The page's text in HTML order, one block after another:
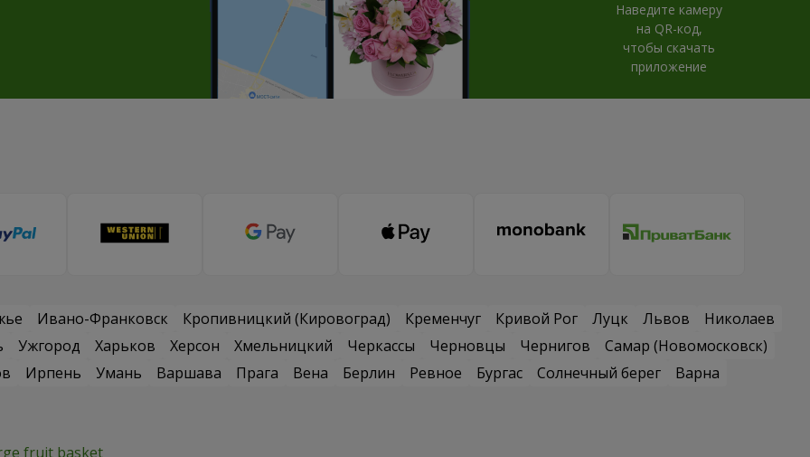
Наведите камеру
на QR-код,
чтобы скачать
приложение
Ивано-Франковск Кропивницкий (Кировоград) Кременчуг Кривой Рог Луцк Львов
Николаев
Ужгород Харьков Херсон Хмельницкий Черкассы Черновцы Чернигов
Самар (Новомосковск)
Ирпень Умань Варшава Прага Вена Берлин Ревное Бургас Солнечный берег
Варна
fruit basket